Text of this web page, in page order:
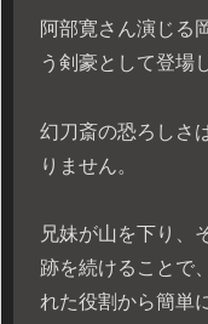
阿部寛さん演じる
う剣豪として登場
幻刀斎の恐ろしさ
りません。
兄妹が山を下り、
跡を続けることで
れた役割から簡単